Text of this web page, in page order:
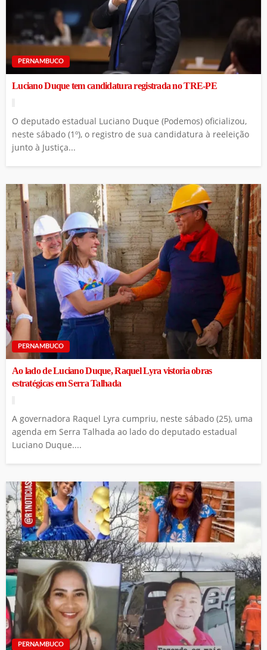
PERNAMBUCO
Luciano Duque tem candidatura registrada no TRE-PE
O deputado estadual Luciano Duque (Podemos) oficializou,
neste sábado (1º), o registro de sua candidatura à reeleição
junto à Justiça...
PERNAMBUCO
Ao lado de Luciano Duque, Raquel Lyra vistoria obras
estratégicas em Serra Talhada
A governadora Raquel Lyra cumpriu, neste sábado (25), uma
agenda em Serra Talhada ao lado do deputado estadual
Luciano Duque....
PERNAMBUCO